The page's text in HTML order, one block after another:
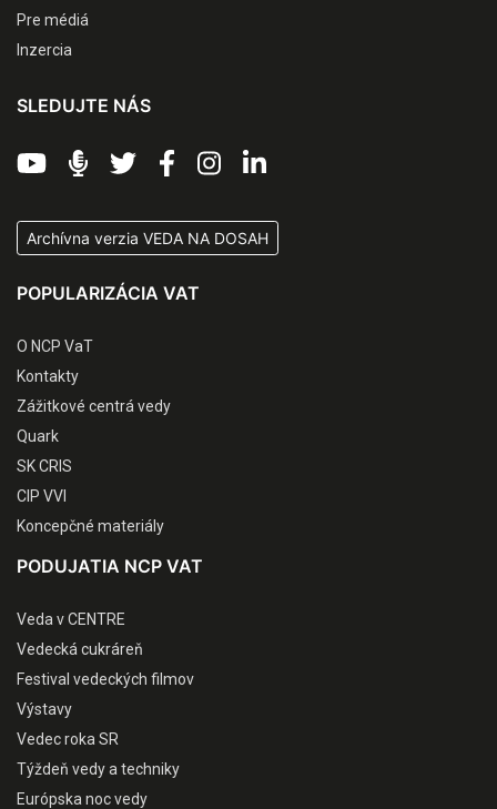
Pre médiá
Inzercia
SLEDUJTE NÁS
Archívna verzia VEDA NA DOSAH
POPULARIZÁCIA VAT
O NCP VaT
Kontakty
Zážitkové centrá vedy
Quark
SK CRIS
CIP VVI
Koncepčné materiály
PODUJATIA NCP VAT
Veda v CENTRE
Vedecká cukráreň
Festival vedeckých filmov
Výstavy
Vedec roka SR
Týždeň vedy a techniky
Európska noc vedy